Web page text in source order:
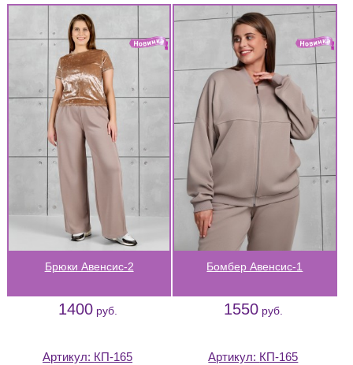
Брюки Авенсис-2
1400руб.
Бомбер Авенсис-1
1550руб.
Артикул: КП-165 Артикул: КП-165